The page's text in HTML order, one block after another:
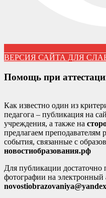
ВЕРСИЯ САЙТА ДЛЯ
Помощь при
Как известно один из
педагога – публикация на
учреждения, а также на
предлагаем преподавателям
события, связанные с
новостиобразования.рф
Для публикации достаточно
фотографии на электронный